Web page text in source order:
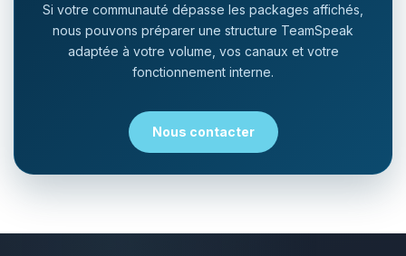
Si votre communauté dépasse les packages affichés,
nous pouvons préparer une structure TeamSpeak
adaptée à votre volume, vos canaux et votre
fonctionnement interne.
Nous contacter